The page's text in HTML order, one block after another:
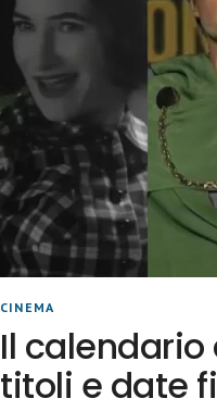
CINEMA
Il calendario
titoli e date